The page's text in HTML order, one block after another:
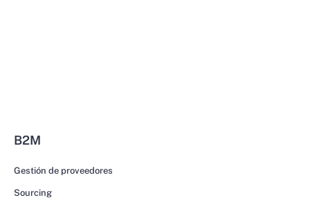
B2M
Gestión de proveedores
Sourcing